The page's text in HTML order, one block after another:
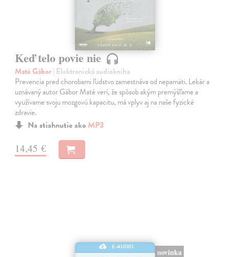
Keď telo povie nie
Maté Gábor| Elektronická audiokniha
Prevencia pred chorobami ľudstvo zamestnáva od nepamäti. Lekár a
uznávaný autor Gábor Maté verí, že spôsob akým premýšľame a
využívame svoju mozgovú kapacitu, má vplyv aj na naše fyzické
zdravie.
Na stiahnutie ako MP3
14,45 €
E-AUDIO
novinka